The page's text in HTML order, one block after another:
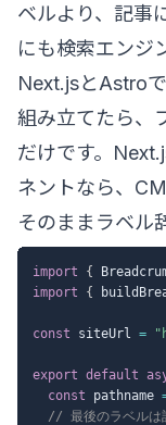
ベルより、記事
にも検索エンジ
Next.jsとAstro
組み立てたら、
だけです。
ネントなら、
そのままラベル
import {
import
{
const siteUrl =
export default
const pathname
// 最後のラベルは